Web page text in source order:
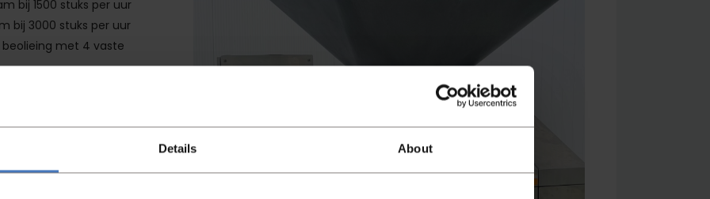
Details About
bij 1500 stuks per uur
bij 3000 stuks per uur
met 4 vaste
snelspanners, schraper
met
schraper